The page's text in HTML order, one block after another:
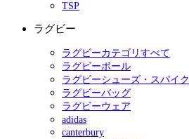
TSP
ラグビー
ラグビーカテゴリすべて
ラグビーボール
ラグビーシューズ・スパイク
ラグビーバッグ
ラグビーウェア
adidas
canterbury